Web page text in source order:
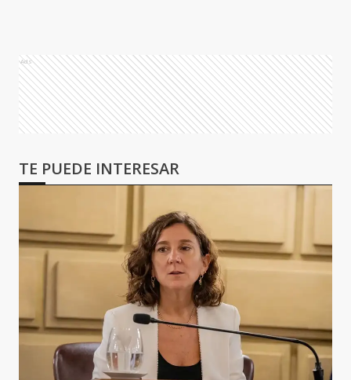
Ads
TE PUEDE INTERESAR